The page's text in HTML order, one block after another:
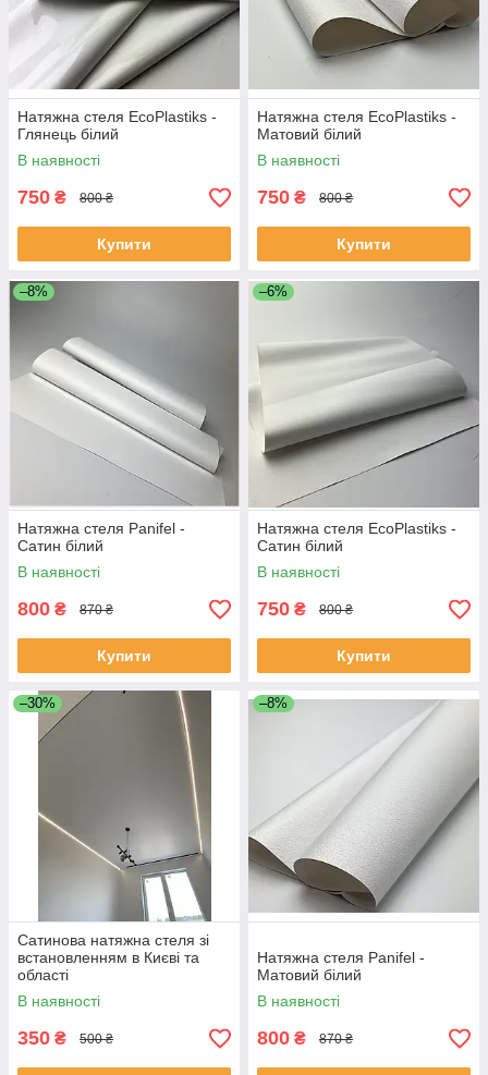
Натяжна стеля EcoPlastiks -
Глянець білий
В наявності
750 ₴ 800 ₴
Купити
Натяжна стеля EcoPlastiks -
Матовий білий
В наявності
750 ₴ 800 ₴
Купити
–8%
Натяжна стеля Panifel -
Сатин білий
В наявності
800 ₴ 870 ₴
Купити
–6%
Натяжна стеля EcoPlastiks -
Сатин білий
В наявності
750 ₴ 800 ₴
Купити
–30%
Сатинова натяжна стеля зі
встановленням в Києві та
області
В наявності
350 ₴ 500 ₴
–8%
Натяжна стеля Panifel -
Матовий білий
В наявності
800 ₴ 870 ₴